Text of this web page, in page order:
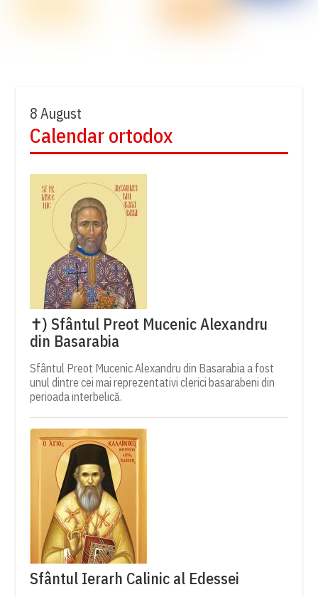
8 August
Calendar ortodox
✝) Sfântul Preot Mucenic Alexandru
din Basarabia
Sfântul Preot Mucenic Alexandru din Basarabia a fost
unul dintre cei mai reprezentativi clerici basarabeni din
perioada interbelică.
Sfântul Ierarh Calinic al Edessei